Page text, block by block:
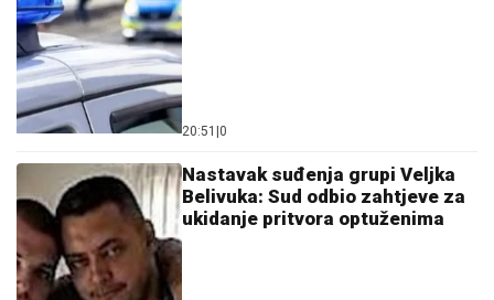
20:51 0
Nastavak suđenja grupi Veljka
Belivuka: Sud odbio zahtjeve za
ukidanje pritvora optuženima